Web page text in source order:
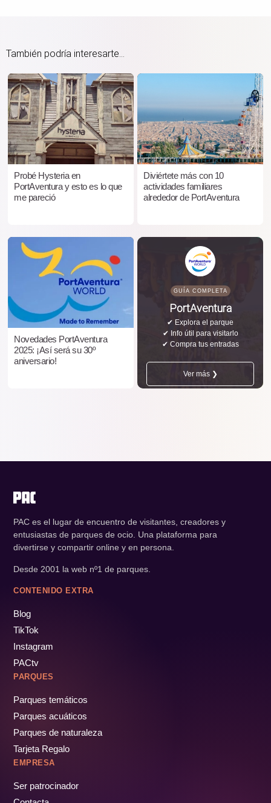
También podría interesarte...
Probé Hysteria en
PortAventura y esto es lo que
me pareció
Diviértete más con 10
actividades familiares
alrededor de PortAventura
Novedades PortAventura
2025: ¡Así será su 30º
aniversario!
GUÍA COMPLETA
PortAventura
✔ Explora el parque
✔ Info útil para visitarlo
✔ Compra tus entradas
Ver más ❯
PAC es el lugar de encuentro de visitantes, creadores y
entusiastas de parques de ocio. Una plataforma para
divertirse y compartir online y en persona.
Desde 2001 la web nº1 de parques.
CONTENIDO EXTRA
Blog
TikTok
Instagram
PACtv
PARQUES
Parques temáticos
Parques acuáticos
Parques de naturaleza
Tarjeta Regalo
EMPRESA
Ser patrocinador